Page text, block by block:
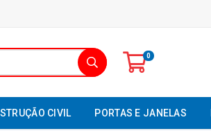
0
CIVIL PORTAS E JANELAS